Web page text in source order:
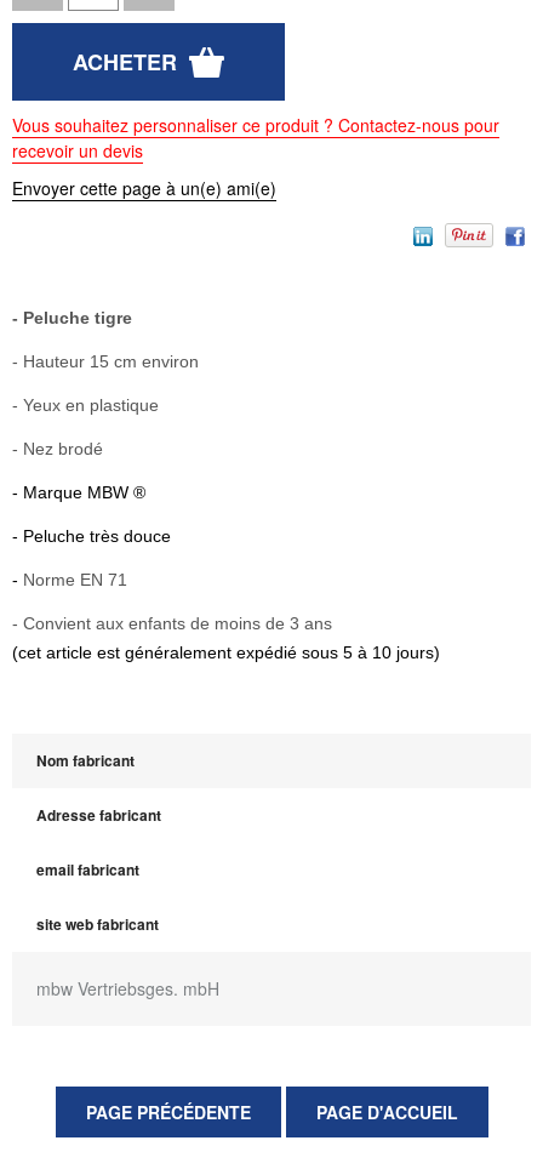
Vous souhaitez personnaliser ce produit ? Contactez-nous pour
recevoir un devis
Envoyer cette page à un(e) ami(e)
- Peluche tigre
- Hauteur 15 cm environ
- Yeux en plastique
- Nez brodé
- Marque MBW ®
- Peluche très douce
- Norme EN 71
- Convient aux enfants de moins de 3 ans
(cet article est généralement expédié sous 5 à 10 jours)
Nom fabricant
Adresse fabricant
email fabricant
site web fabricant
mbw Vertriebsges. mbH